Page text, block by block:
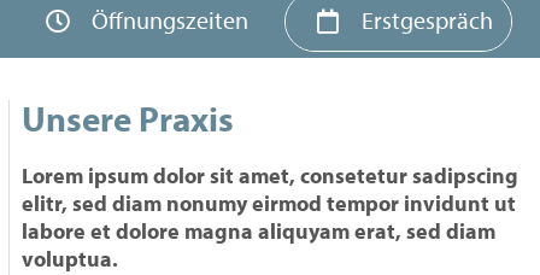
Öffnungszeiten
Erstgespräch
Unsere Praxis
Lorem ipsum dolor sit amet, consetetur sadipscing
elitr, sed diam nonumy eirmod tempor invidunt ut
labore et dolore magna aliquyam erat, sed diam
voluptua.